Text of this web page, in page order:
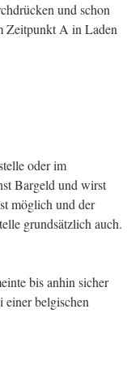
und schon
Zeitpunkt A in Laden
oder im
Bargeld und wirst
möglich und der
grundsätzlich auch.
bis anhin sicher
einer belgischen